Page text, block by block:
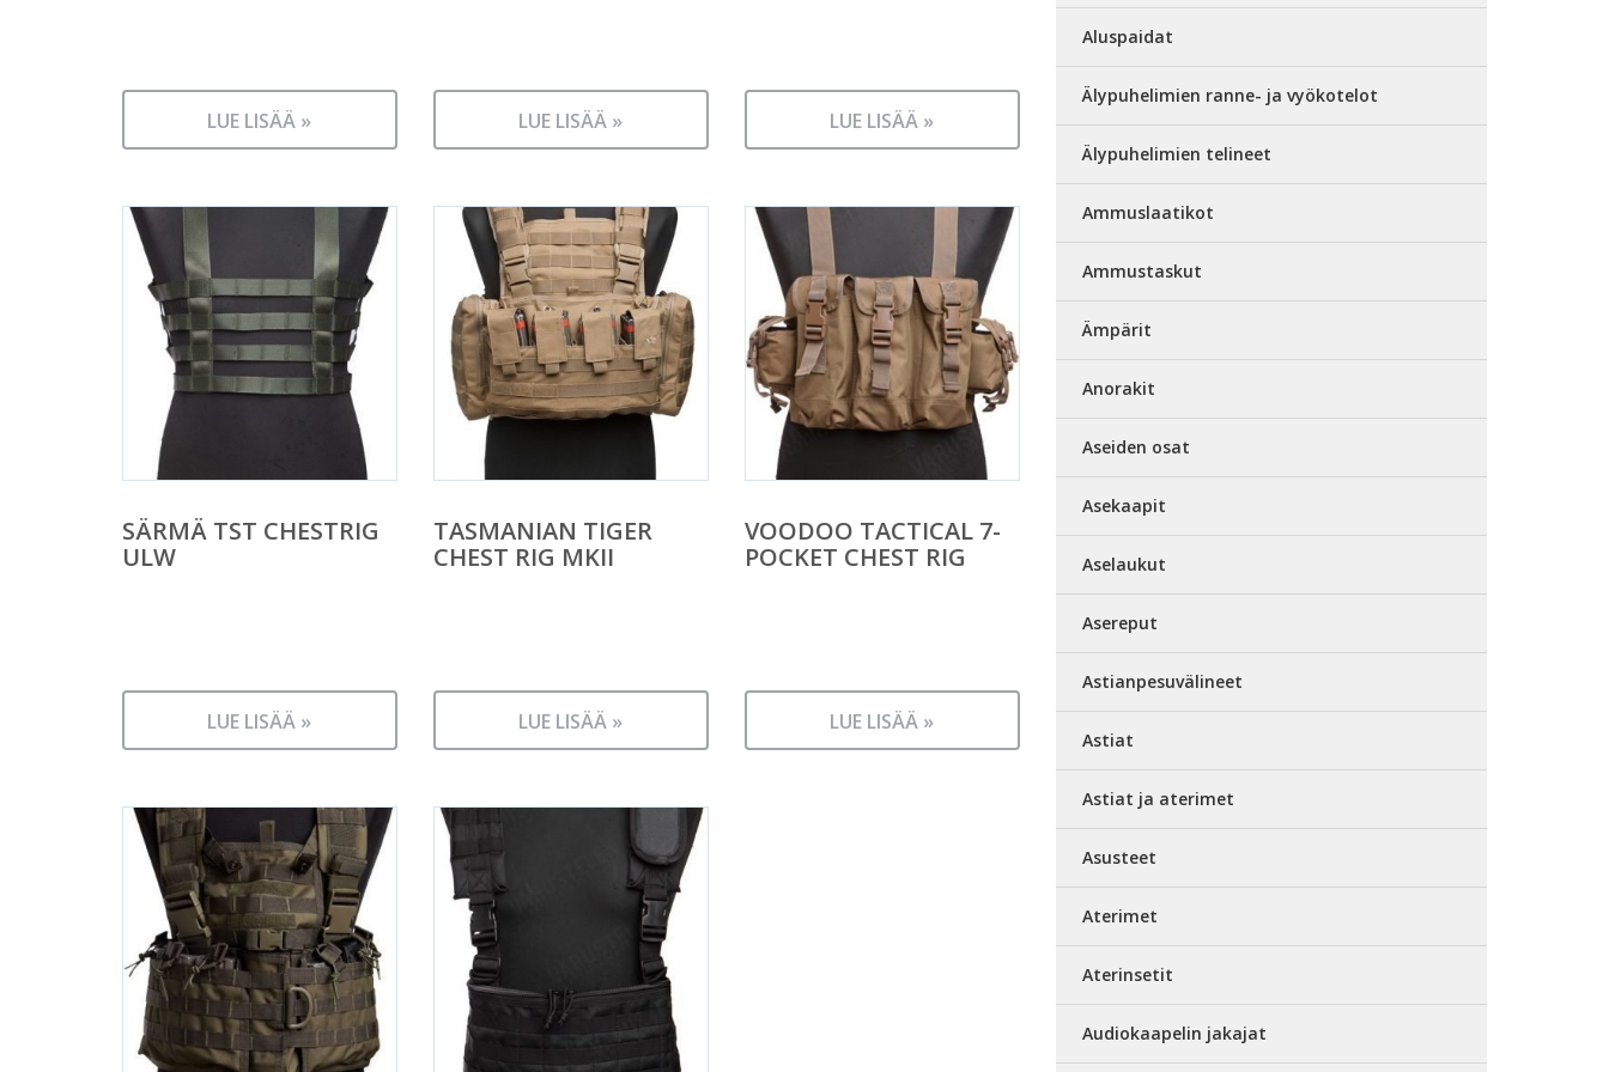
LUE LISÄÄ » LUE LISÄÄ » LUE LISÄÄ »
SÄRMÄ TST CHESTRIG
ULW
LUE LISÄÄ »
TASMANIAN TIGER
CHEST RIG MKII
LUE LISÄÄ »
VOODOO TACTICAL 7-
POCKET CHEST RIG
LUE LISÄÄ »
Aluspaidat
Älypuhelimien ranne- ja vyökotelot
Älypuhelimien telineet
Ammuslaatikot
Ammustaskut
Ämpärit
Anorakit
Aseiden osat
Asekaapit
Aselaukut
Asereput
Astianpesuvälineet
Astiat
Astiat ja aterimet
Asusteet
Aterimet
Aterinsetit
Audiokaapelin jakajat